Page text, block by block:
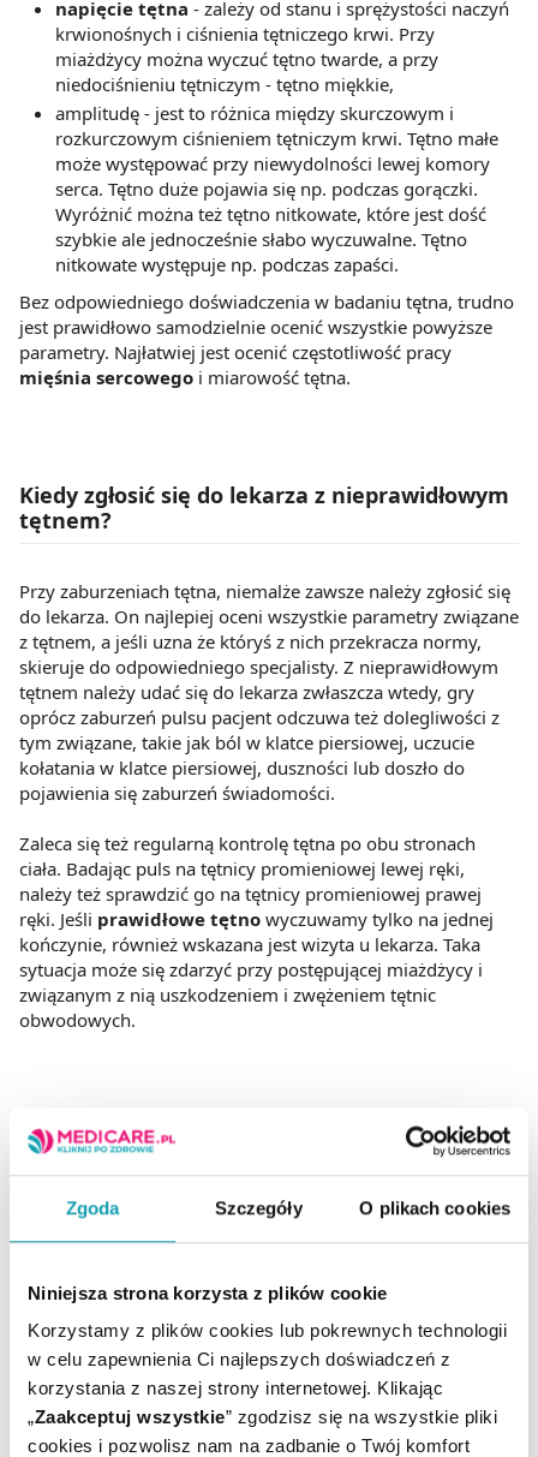
Zgoda Szczegóły O plikach cookies
Niniejsza strona korzysta z plików cookie
Korzystamy z plików cookies lub pokrewnych technologii
w celu zapewnienia Ci najlepszych doświadczeń z
korzystania z naszej strony internetowej. Klikając
„Zaakceptuj wszystkie” zgodzisz się na wszystkie pliki
cookies i pozwolisz nam na zadbanie o Twój komfort
napięcie tętna - zależy od stanu i sprężystości naczyń
krwionośnych i ciśnienia tętniczego krwi. Przy
miażdżycy można wyczuć tętno twarde, a przy
niedociśnieniu tętniczym - tętno miękkie,
amplitudę - jest to różnica między skurczowym i
rozkurczowym ciśnieniem tętniczym krwi. Tętno małe
może występować przy niewydolności lewej komory
serca. Tętno duże pojawia się np. podczas gorączki.
Wyróżnić można też tętno nitkowate, które jest dość
szybkie ale jednocześnie słabo wyczuwalne. Tętno
nitkowate występuje np. podczas zapaści.
Bez odpowiedniego doświadczenia w badaniu tętna, trudno
jest prawidłowo samodzielnie ocenić wszystkie powyższe
parametry. Najłatwiej jest ocenić częstotliwość pracy
mięśnia sercowego i miarowość tętna.
Kiedy zgłosić się do lekarza z nieprawidłowym
tętnem?
Przy zaburzeniach tętna, niemalże zawsze należy zgłosić się
do lekarza. On najlepiej oceni wszystkie parametry związane
z tętnem, a jeśli uzna że któryś z nich przekracza normy,
skieruje do odpowiedniego specjalisty. Z nieprawidłowym
tętnem należy udać się do lekarza zwłaszcza wtedy, gry
oprócz zaburzeń pulsu pacjent odczuwa też dolegliwości z
tym związane, takie jak ból w klatce piersiowej, uczucie
kołatania w klatce piersiowej, duszności lub doszło do
pojawienia się zaburzeń świadomości.
Zaleca się też regularną kontrolę tętna po obu stronach
ciała. Badając puls na tętnicy promieniowej lewej ręki,
należy też sprawdzić go na tętnicy promieniowej prawej
ręki. Jeśli prawidłowe tętno wyczuwamy tylko na jednej
kończynie, również wskazana jest wizyta u lekarza. Taka
sytuacja może się zdarzyć przy postępującej miażdżycy i
związanym z nią uszkodzeniem i zwężeniem tętnic
obwodowych.
Nieprawidłowe tętno i mechanizmy
powstawania zaburzeń
a coraz bardziej sztywna, tętno może wykraczać poza
przyjęte normy. Grubsze naczynia tętnicze o zwiększonej
sztywności można zaobserwować wśród osób chorujących
na nadciśnienie, miażdżycę lub cukrzycę. Pod wpływem
różnych procesów, charakterystycznych dla tych schorzeń,
w naczyniach dochodzi do odkładania się złogów wapnia i
wzrostu ilości kolagenu. W konsekwencji, ściany tracą